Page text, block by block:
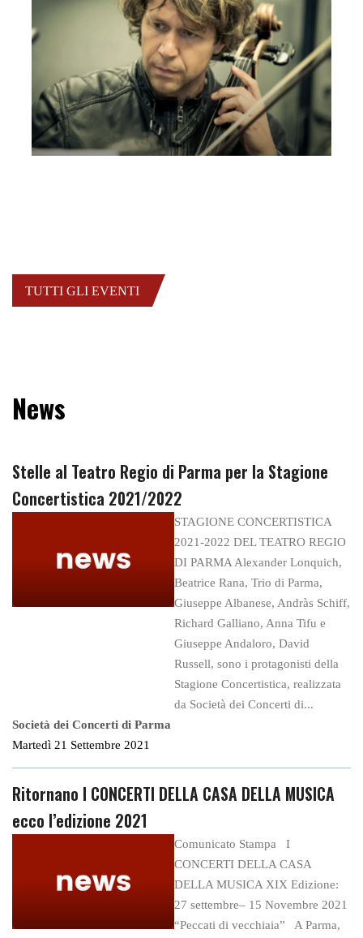
TUTTI GLI EVENTI
News
Stelle al Teatro Regio di Parma per la Stagione
Concertistica 2021/2022
STAGIONE CONCERTISTICA
2021-2022 DEL TEATRO REGIO
DI PARMA Alexander Lonquich,
Beatrice Rana, Trio di Parma,
Giuseppe Albanese, Andràs Schiff,
Richard Galliano, Anna Tifu e
Giuseppe Andaloro, David
Russell, sono i protagonisti della
Stagione Concertistica, realizzata
da Società dei Concerti di...
Società dei Concerti di Parma
Martedì 21 Settembre 2021
Ritornano I CONCERTI DELLA CASA DELLA MUSICA
ecco l’edizione 2021
Comunicato Stampa I
CONCERTI DELLA CASA
DELLA MUSICA XIX Edizione:
27 settembre– 15 Novembre 2021
“Peccati di vecchiaia” A Parma,